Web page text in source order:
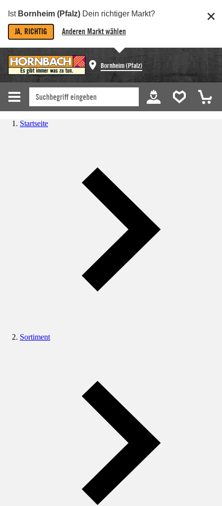
Ist Bornheim (Pfalz) Dein richtiger Markt?
JA, RICHTIG Anderen Markt wählen
Bornheim (Pfalz)
Startseite
Sortiment